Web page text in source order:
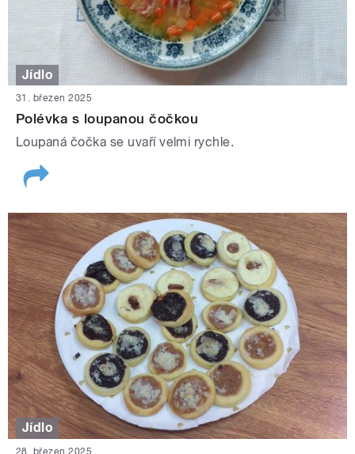
Jídlo
31. březen 2025
Polévka s loupanou čočkou
Loupaná čočka se uvaří velmi rychle.
Jídlo
28. březen 2025